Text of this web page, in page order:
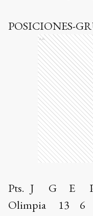
POSICIONES-
Ads
Pts. J G E
Olimpia